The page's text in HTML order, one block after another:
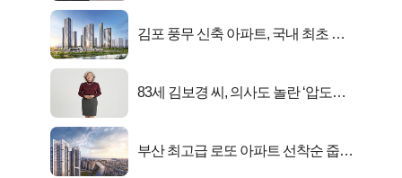
김포 풍무 신축 아파트, 국내 최초 반
83세 김보경 씨, 의사도 놀란 ‘압도적
부산 최고급 로또 아파트 선착순 줍줍